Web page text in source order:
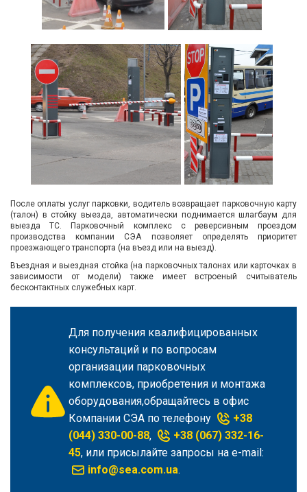
Блог
После оплаты услуг парковки, водитель возвращает парковочную карту
(талон) в стойку выезда, автоматически поднимается шлагбаум для
выезда ТС. Парковочный комплекс с реверсивным проездом
производства компании СЭА позволяет определять приоритет
проезжающего транспорта (на въезд или на выезд).
Въездная и выездная стойка (на парковочных талонах или карточках в
зависимости от модели) также имеет встроеный считыватель
бесконтактных служебных карт.
Для получения квалифицированных
консультаций и по вопросам
организации парковочных
комплексов, приобретения и монтажа
оборудования,обращайтесь в офис
Компании СЭА по телефону
+38
(044) 330-00-88,
+38 (067) 332-16-
45, или присылайте запросы на e-mail:
info@sea.com.ua.